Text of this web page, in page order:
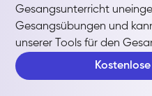
Gesangsunterricht
Gesangsübungen und
unserer Tools für den